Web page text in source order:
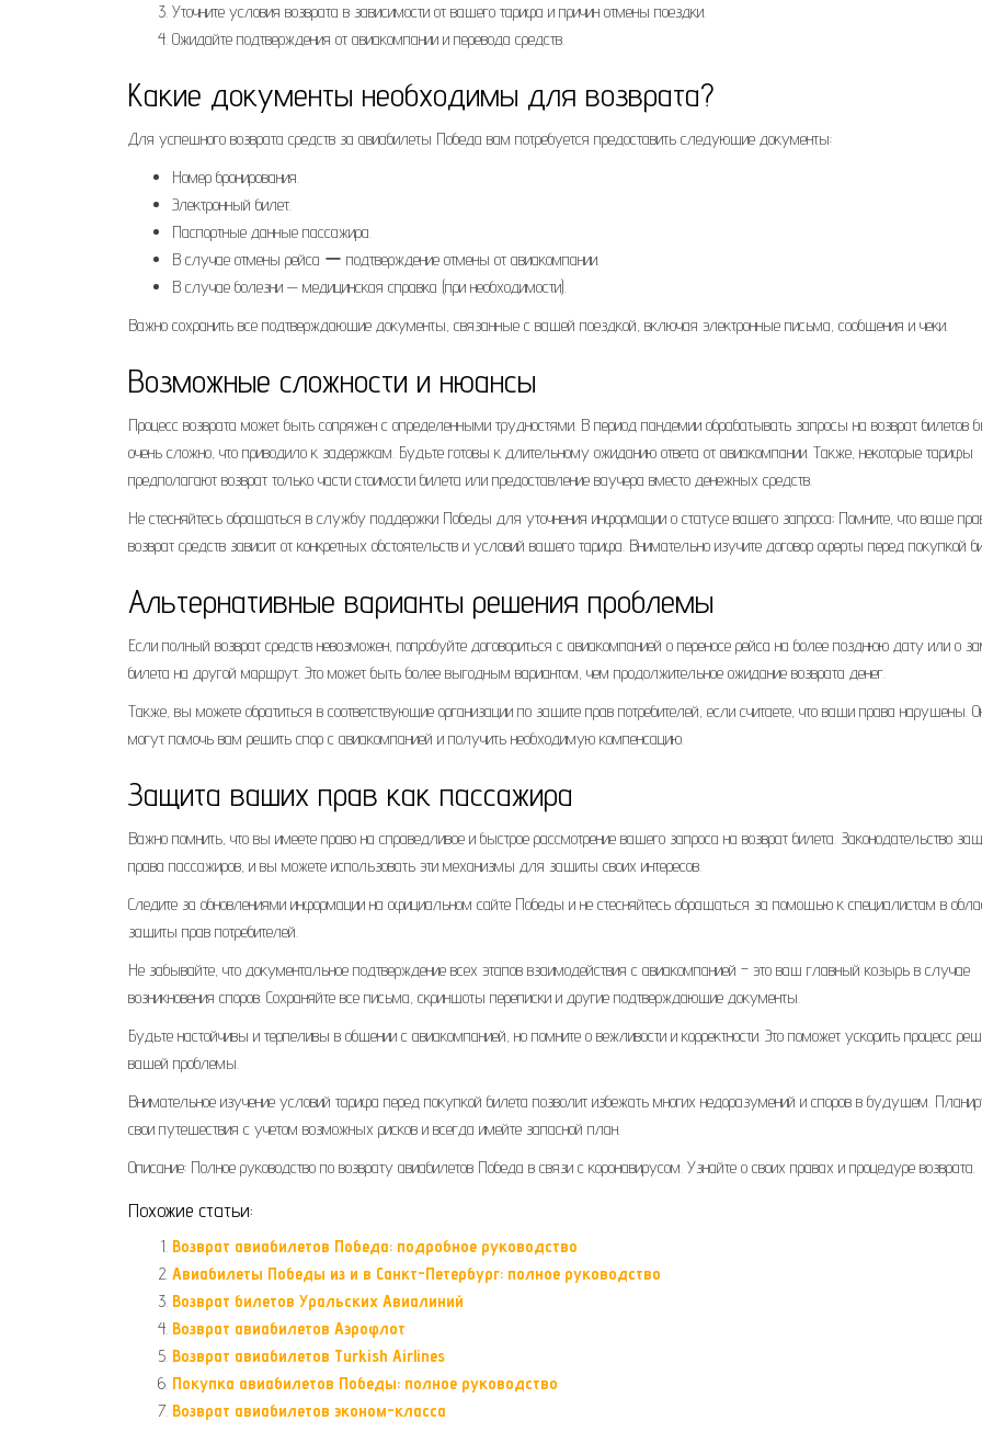
Уточните условия возврата в зависимости от вашего тарифа и причин отмены поездки.
Ожидайте подтверждения от авиакомпании и перевода средств.
Какие документы необходимы для возврата?
Для успешного возврата средств за авиабилеты Победа вам потребуется предоставить следующие документы:
Номер бронирования.
Электронный билет.
Паспортные данные пассажира.
В случае отмены рейса ー подтверждение отмены от авиакомпании.
В случае болезни ⏤ медицинская справка (при необходимости).
Важно сохранить все подтверждающие документы, связанные с вашей поездкой, включая электронные письма, сообщения и чеки.
Возможные сложности и нюансы
Процесс возврата может быть сопряжен с определенными трудностями. В период пандемии обрабатывать запросы на возврат билетов
очень сложно, что приводило к задержкам. Будьте готовы к длительному ожиданию ответа от авиакомпании. Также, некоторые тарифы
предполагают возврат только части стоимости билета или предоставление ваучера вместо денежных средств.
Не стесняйтесь обращаться в службу поддержки Победы для уточнения информации о статусе вашего запроса; Помните, что ваше
возврат средств зависит от конкретных обстоятельств и условий вашего тарифа. Внимательно изучите договор оферты перед покупкой
Альтернативные варианты решения проблемы
Если полный возврат средств невозможен, попробуйте договориться с авиакомпанией о переносе рейса на более позднюю дату или о
билета на другой маршрут. Это может быть более выгодным вариантом, чем продолжительное ожидание возврата денег.
Также, вы можете обратиться в соответствующие организации по защите прав потребителей, если считаете, что ваши права нарушены.
могут помочь вам решить спор с авиакомпанией и получить необходимую компенсацию.
Защита ваших прав как пассажира
Важно помнить, что вы имеете право на справедливое и быстрое рассмотрение вашего запроса на возврат билета. Законодательство
права пассажиров, и вы можете использовать эти механизмы для защиты своих интересов.
Следите за обновлениями информации на официальном сайте Победы и не стесняйтесь обращаться за помощью к специалистам в
защиты прав потребителей.
Не забывайте, что документальное подтверждение всех этапов взаимодействия с авиакомпанией – это ваш главный козырь в случае
возникновения споров. Сохраняйте все письма, скриншоты переписки и другие подтверждающие документы.
Будьте настойчивы и терпеливы в общении с авиакомпанией, но помните о вежливости и корректности. Это поможет ускорить процесс
вашей проблемы.
Внимательное изучение условий тарифа перед покупкой билета позволит избежать многих недоразумений и споров в будущем.
свои путешествия с учетом возможных рисков и всегда имейте запасной план.
Описание: Полное руководство по возврату авиабилетов Победа в связи с коронавирусом. Узнайте о своих правах и процедуре возврата.
Похожие статьи:
Возврат авиабилетов Победа: подробное руководство
Авиабилеты Победы из и в Санкт-Петербург: полное руководство
Возврат билетов Уральских Авиалиний
Возврат авиабилетов Аэрофлот
Возврат авиабилетов Turkish Airlines
Покупка авиабилетов Победы: полное руководство
Возврат авиабилетов эконом-класса